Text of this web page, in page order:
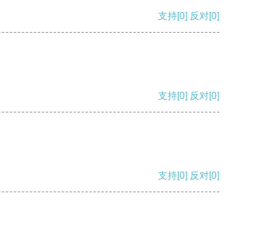
支持[0] 反对[0]
支持[0] 反对[0]
支持[0] 反对[0]